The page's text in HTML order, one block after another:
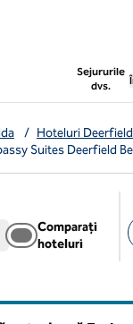
Sejururile
dvs.
,
/ Hoteluri
Suites Deerfield
Comparați
hoteluri